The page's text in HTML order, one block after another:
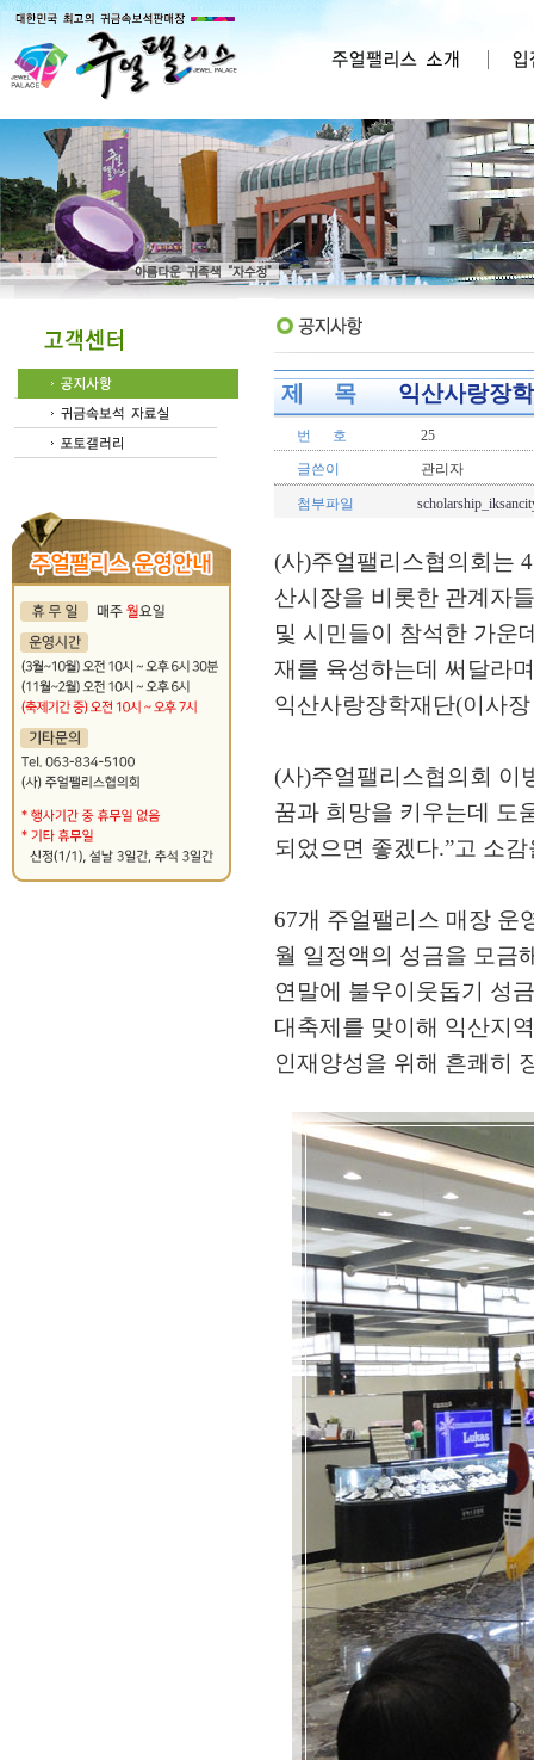
제 목 익산사랑장학
번 호
25
글쓴이
관리자
첨부파일
(사)주얼팰리스협의회는
산시장을 비롯한 관계자들
및 시민들이 참석한 가운
재를 육성하는데 써달라며
익산사랑장학재단(이사
(사)주얼팰리스협의회 이
꿈과 희망을 키우는데 도
되었으면 좋겠다.”고 소
67개 주얼팰리스 매장 운
월 일정액의 성금을 모금
연말에 불우이웃돕기 성
대축제를 맞이해 익산지
인재양성을 위해 흔쾌히